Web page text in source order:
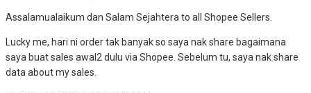
Assalamualaikum dan Salam Sejahtera to all Shopee Sellers.
Lucky me, hari ni order tak banyak so saya nak share bagaimana
saya buat sales awal2 dulu via Shopee. Sebelum tu, saya nak share
data about my sales.